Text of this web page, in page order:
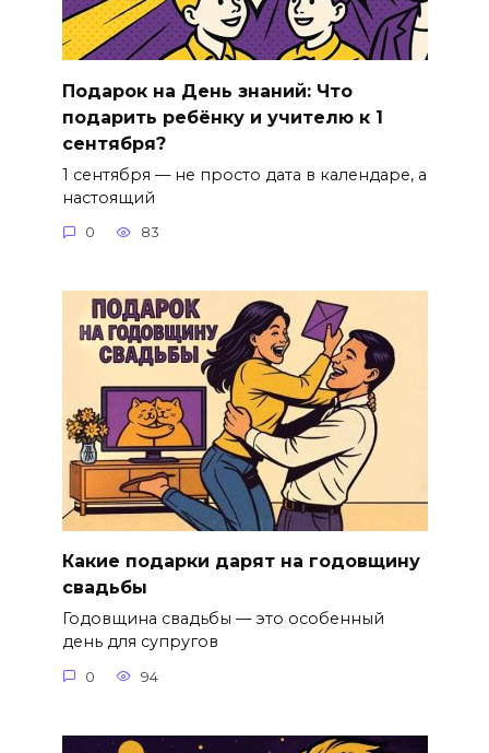
Подарок на День знаний: Что
подарить ребёнку и учителю к 1
сентября?
1 сентября — не просто дата в календаре, а
настоящий
0 83
Какие подарки дарят на годовщину
свадьбы
Годовщина свадьбы — это особенный
день для супругов
0 94